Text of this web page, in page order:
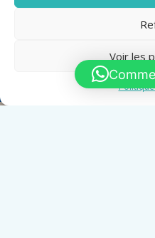
Voir les
ANNONCES RÉCENTES